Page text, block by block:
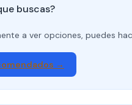
buscas?
a ver opciones, puedes
→